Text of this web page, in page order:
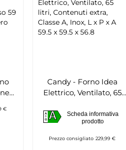
-
€
Candy - Forno Idea
Elettrico, Ventilato, 65
Classe A, Inox, L x P x A
59.5 x 59.5 x 56.8
A
G A
Scheda informativa
prodotto
Prezzo consigliato 229,99 €